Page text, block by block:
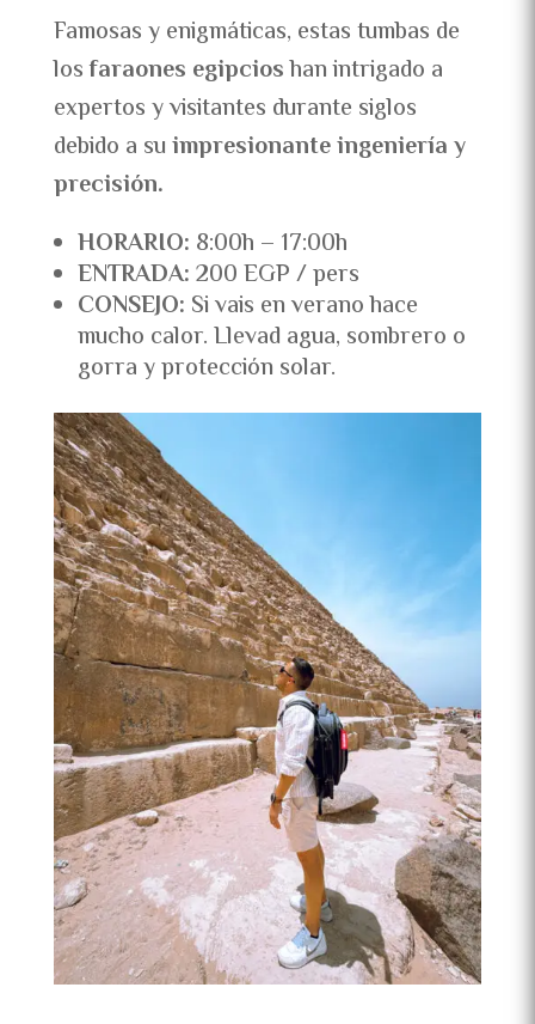
Famosas y enigmáticas, estas tumbas de
losfaraones egipcioshan intrigado a
expertos y visitantes durante siglos
debido a suimpresionante ingeniería y
precisión.
HORARIO: 8:00h – 17:00h
ENTRADA:200 EGP / pers
CONSEJO: Si vais en verano hace
mucho calor. Llevad agua, sombrero o
gorra y protección solar.